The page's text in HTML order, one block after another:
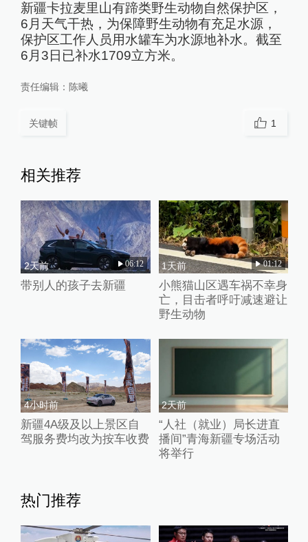
新疆卡拉麦里山有蹄类野生动物自然保护区，
6月天气干热，为保障野生动物有充足水源，
保护区工作人员用水罐车为水源地补水。截至
6月3日已补水1709立方米。
责任编辑： 陈曦
关键帧 1
相关推荐
2天前 06:12
带别人的孩子去新疆
1天前 01:12
小熊猫山区遇车祸不幸身
亡，目击者呼吁减速避让
野生动物
4小时前
新疆4A级及以上景区自
驾服务费均改为按车收费
2天前
“人社（就业）局长进直
播间”青海新疆专场活动
将举行
热门推荐